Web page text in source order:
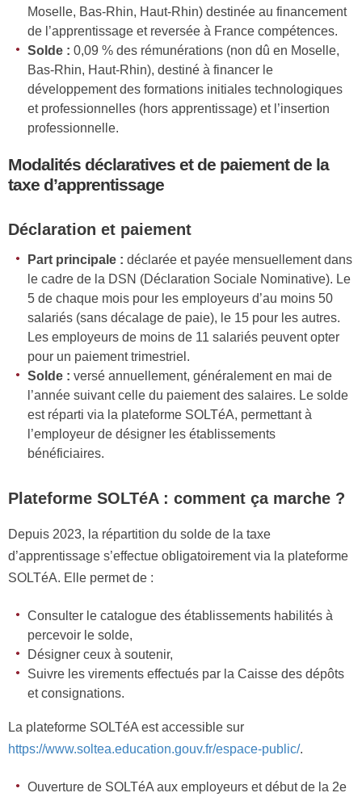
Moselle, Bas-Rhin, Haut-Rhin) destinée au financement
de l’apprentissage et reversée à France compétences.
Solde : 0,09 % des rémunérations (non dû en Moselle,
Bas-Rhin, Haut-Rhin), destiné à financer le
développement des formations initiales technologiques
et professionnelles (hors apprentissage) et l’insertion
professionnelle.
Modalités déclaratives et de paiement de la
taxe d’apprentissage
Déclaration et paiement
Part principale : déclarée et payée mensuellement dans
le cadre de la DSN (Déclaration Sociale Nominative). Le
5 de chaque mois pour les employeurs d’au moins 50
salariés (sans décalage de paie), le 15 pour les autres.
Les employeurs de moins de 11 salariés peuvent opter
pour un paiement trimestriel.
Solde : versé annuellement, généralement en mai de
l’année suivant celle du paiement des salaires. Le solde
est réparti via la plateforme SOLTéA, permettant à
l’employeur de désigner les établissements
bénéficiaires.
Plateforme SOLTéA : comment ça marche ?
Depuis 2023, la répartition du solde de la taxe
d’apprentissage s’effectue obligatoirement via la plateforme
SOLTéA. Elle permet de :
Consulter le catalogue des établissements habilités à
percevoir le solde,
Désigner ceux à soutenir,
Suivre les virements effectués par la Caisse des dépôts
et consignations.
La plateforme SOLTéA est accessible sur
https://www.soltea.education.gouv.fr/espace-public/.
Ouverture de SOLTéA aux employeurs et début de la 2e